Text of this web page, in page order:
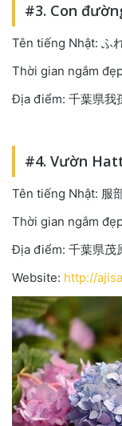
#3. Con
Tên tiếng Nhật: ふ
Thời gian ngắm
Địa điểm: 千葉県我
#4. Vườn
Tên tiếng Nhật: 服
Thời gian ngắm
Địa điểm: 千葉県茂
Website: http://